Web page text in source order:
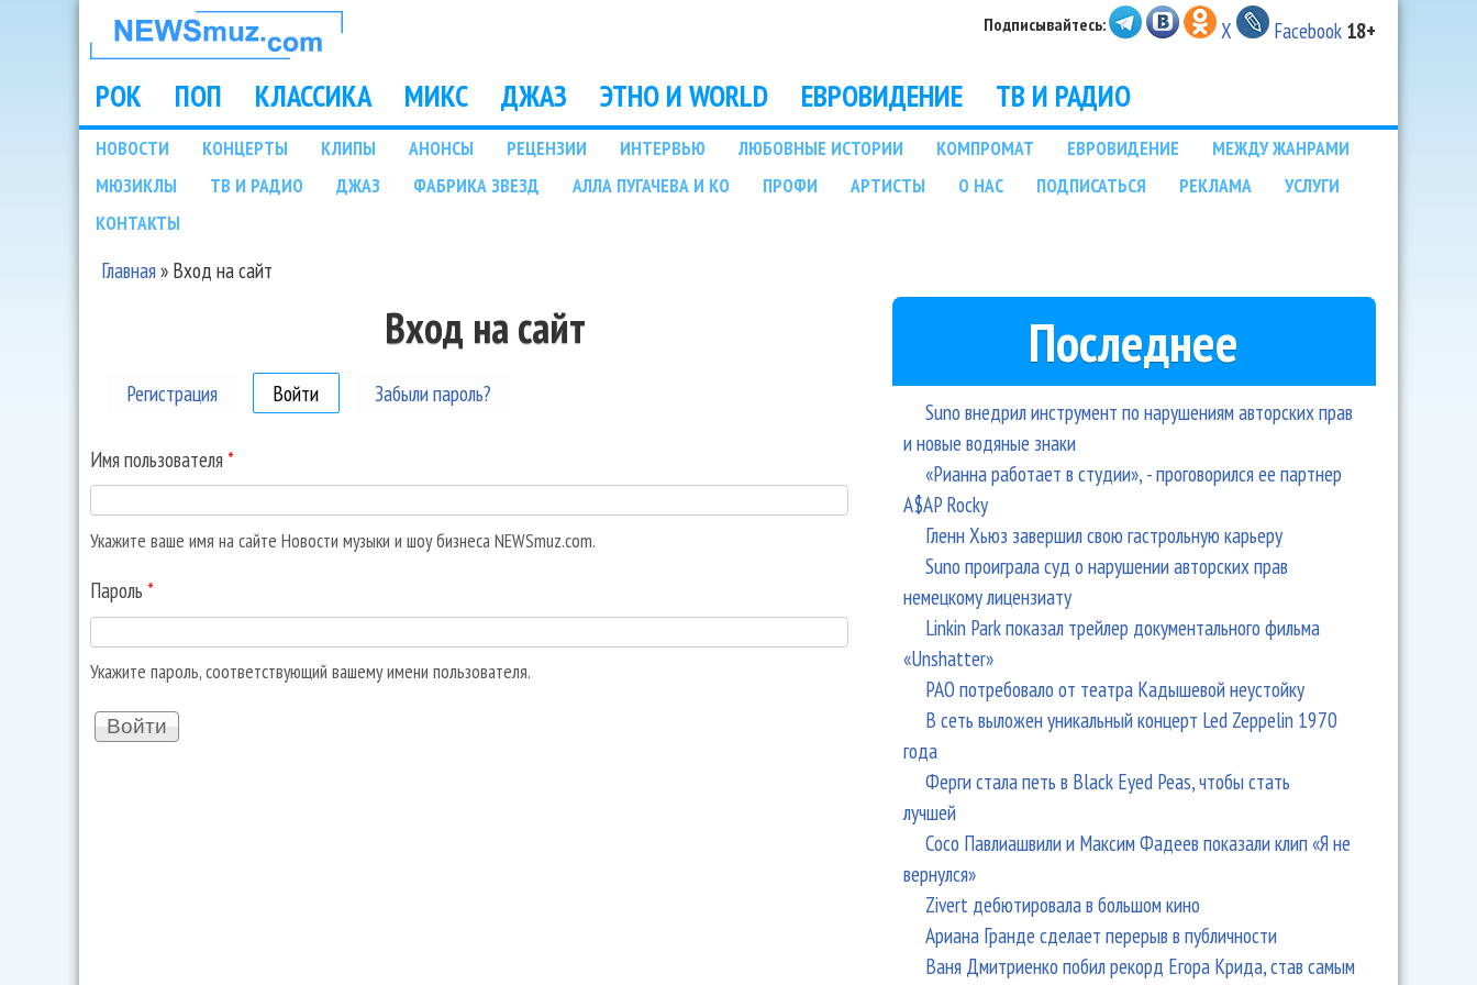
НОВОСТИ
МУЗЫКИ И
ШОУ БИЗНЕСА
NEWSMUZ.COM
Подписывайтесь: X Facebook 18+
Main menu
РОК ПОП КЛАССИКА МИКС ДЖАЗ ЭТНО И WORLD ЕВРОВИДЕНИЕ ТВ И РАДИО
Подразделы
НОВОСТИ КОНЦЕРТЫ КЛИПЫ АНОНСЫ РЕЦЕНЗИИ ИНТЕРВЬЮ ЛЮБОВНЫЕ ИСТОРИИ КОМПРОМАТ ЕВРОВИДЕНИЕ
МЕЖДУ ЖАНРАМИ
МЮЗИКЛЫ
ТВ И РАДИО ДЖАЗ ФАБРИКА ЗВЕЗД АЛЛА ПУГАЧЕВА И КО ПРОФИ АРТИСТЫ О НАС ПОДПИСАТЬСЯ РЕКЛАМА
УСЛУГИ
КОНТАКТЫ
Вы здесь
Главная» Вход на сайт
Вход на сайт
Регистрация Войти (активная вкладка)
Забыли пароль?
Имя пользователя *
Укажите ваше имя на сайте Новости музыки и шоу бизнеса NEWSmuz.com.
Пароль *
Укажите пароль, соответствующий вашему имени пользователя.
Последнее
Suno внедрил инструмент по нарушениям авторских прав
и новые водяные знаки
«Рианна работает в студии», - проговорился ее партнер
A$AP Rocky
Гленн Хьюз завершил свою гастрольную карьеру
Suno проиграла суд о нарушении авторских прав
немецкому лицензиату
Linkin Park показал трейлер документального фильма
«Unshatter»
РАО потребовало от театра Кадышевой неустойку
В сеть выложен уникальный концерт Led Zeppelin 1970
года
Ферги стала петь в Black Eyed Peas, чтобы стать
лучшей
Сосо Павлиашвили и Максим Фадеев показали клип «Я не
вернулся»
Zivert дебютировала в большом кино
Ариана Гранде сделает перерыв в публичности
Ваня Дмитриенко побил рекорд Егора Крида, став самым